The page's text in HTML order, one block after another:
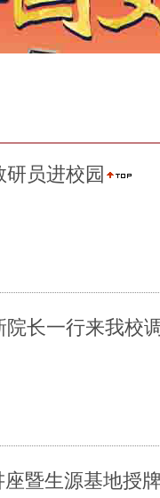
员进校园
长一行来我校
座暨生源基地授